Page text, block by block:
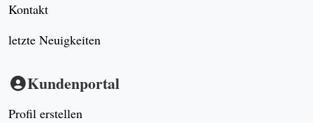
Kontakt
letzte Neuigkeiten
Kundenportal
Profil erstellen